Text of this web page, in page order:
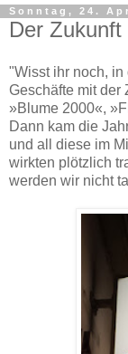
Sonntag, 24.
Der
"Wisst ihr noch,
Geschäfte mit der
»Blume 2000«,
Dann kam die
und all diese im
wirkten plötzlich
werden wir nicht